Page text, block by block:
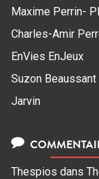
Maxime Perrin-
Charles-Amir
EnVies EnJeux
Suzon
Jarvin
Thespios dans